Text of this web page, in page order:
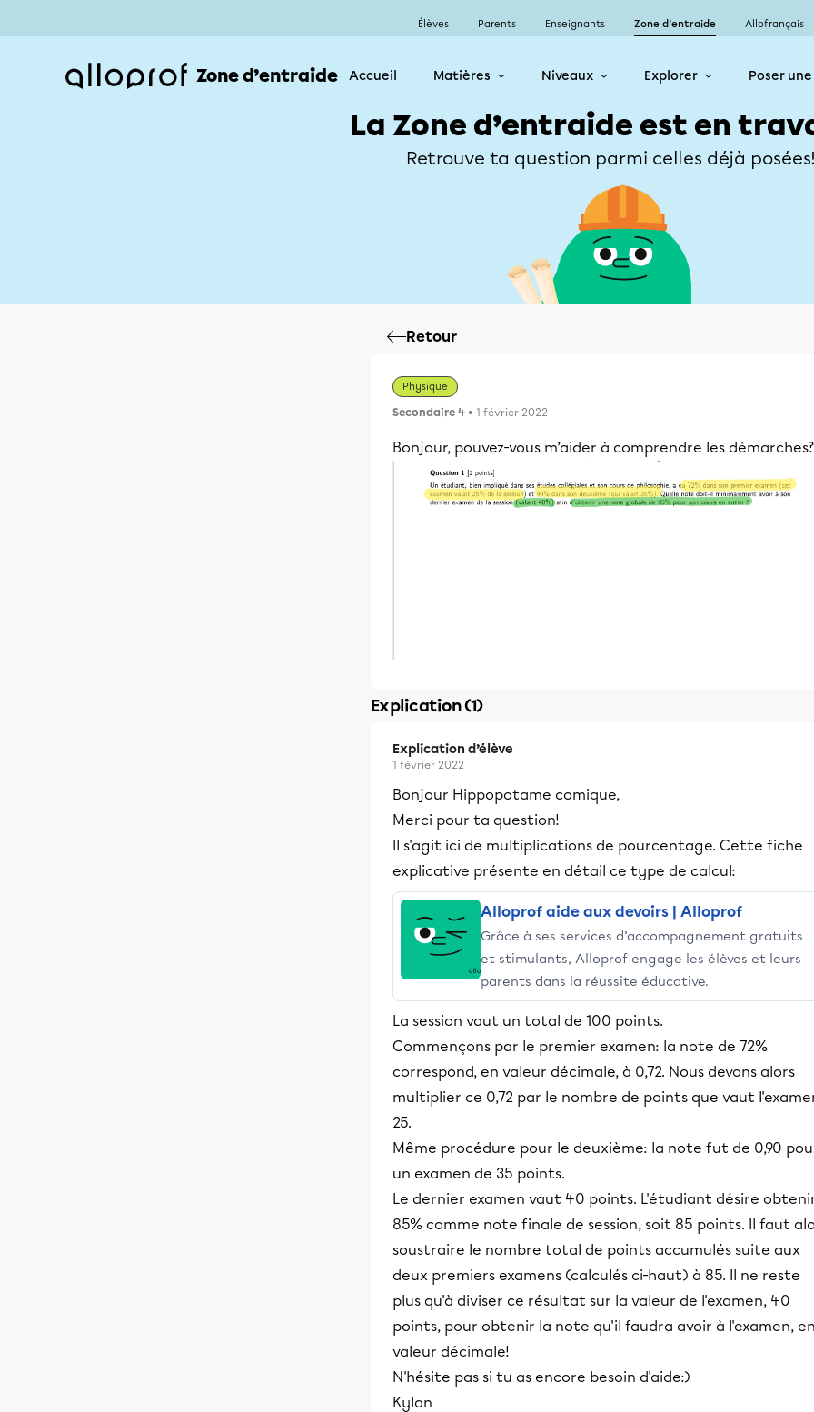
Élèves Parents Enseignants Zone d’entraide Allofrançais
Zone d’entraide Accueil Matières Niveaux Explorer Poser
La Zone d’entraide est en
Retrouve ta question parmi celles déjà posées!
Retour
Physique
Secondaire 4 • 1 février 2022
Bonjour, pouvez-vous m’aider à comprendre les démarches?
Explication (1)
Explication d’élève
1 février 2022
Bonjour Hippopotame comique,
Merci pour ta question!
Il s'agit ici de multiplications de pourcentage. Cette fiche
explicative présente en détail ce type de calcul:
Alloprof aide aux devoirs | Alloprof
Grâce à ses services d’accompagnement gratuits
et stimulants, Alloprof engage les élèves et leurs
parents dans la réussite éducative.
La session vaut un total de 100 points.
Commençons par le premier examen: la note de 72%
correspond, en valeur décimale, à 0,72. Nous devons alors
multiplier ce 0,72 par le nombre de points que vaut
25.
Même procédure pour le deuxième: la note fut de 0,90
un examen de 35 points.
Le dernier examen vaut 40 points. L'étudiant désire
85% comme note finale de session, soit 85 points. Il faut
soustraire le nombre total de points accumulés suite aux
deux premiers examens (calculés ci-haut) à 85. Il ne reste
plus qu'à diviser ce résultat sur la valeur de l'examen, 40
points, pour obtenir la note qu'il faudra avoir à l'examen, en
valeur décimale!
N'hésite pas si tu as encore besoin d'aide:)
Kylan